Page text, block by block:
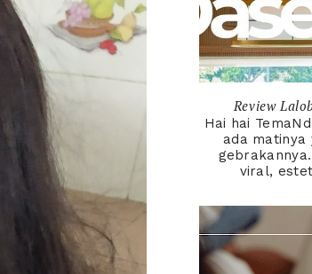
Review
Hai hai
ada matinya
viral,